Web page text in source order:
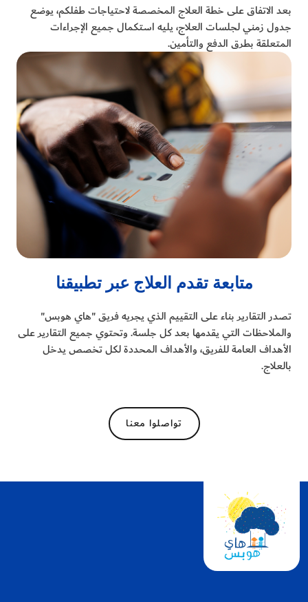
بعد الاتفاق على خطة العلاج المخصصة لاحتياجات طفلكم، يوضع
جدول زمني لجلسات العلاج، يليه استكمال جميع الإجراءات
المتعلقة بطرق الدفع والتأمين.
متابعة تقدم العلاج عبر تطبيقنا
تصدر التقارير بناء على التقييم الذي يجريه فريق "هاي هوبس"
والملاحظات التي يقدمها بعد كل جلسة. وتحتوي جميع التقارير على
الأهداف العامة للفريق، والأهداف المحددة لكل تخصص يدخل
بالعلاج.
تواصلوا معنا